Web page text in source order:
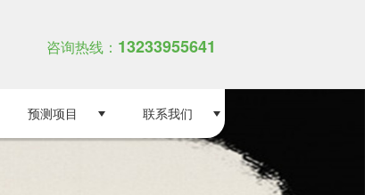
咨询热线： 13233955641
预测项目 联系我们